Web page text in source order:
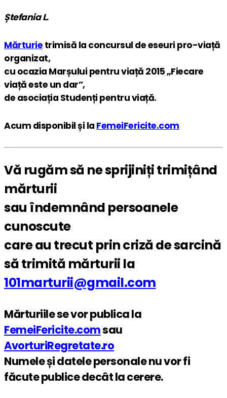
Ștefania L.
Mărturie trimisă la concursul de eseuri pro-viață
organizat,
cu ocazia Marșului pentru viață 2015 „Fiecare
viață este un dar”,
de asociația Studenți pentru viață.
Acum disponibil și la FemeiFericite.com
Vă rugăm să ne sprijiniți trimițând
mărturii
sau îndemnând persoanele
cunoscute
care au trecut prin criză de sarcină
să trimită mărturii la
101marturii@gmail.com
Mărturiile se vor publica la
FemeiFericite.comsau
AvorturiRegretate.ro
Numele și datele personale nu vor fi
făcute publice decât la cerere.